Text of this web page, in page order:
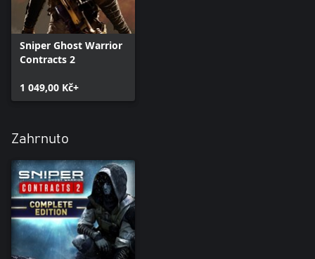
Sniper Ghost Warrior
Contracts 2
1 049,00 Kč+
Zahrnuto